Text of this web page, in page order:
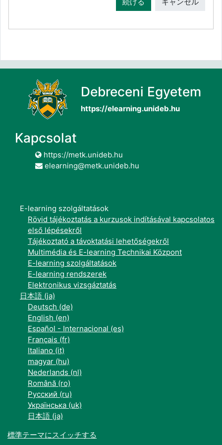
Debreceni Egyetem
https://elearning.unideb.hu
Kapcsolat
https://metk.unideb.hu
elearning@metk.unideb.hu
E-learning szolgáltatások
Rövid tájékoztatás a kurzusok indításával kapcsolatos
első lépésekről
Tájékoztató a távoktatási lehetőségekről
Multimédia és E-learning Technikai Központ
E-learning szolgáltatások
E-learning rendszerek
Elektronikus vizsgáztatás
日本語 ‎(ja)‎
Deutsch ‎(de)‎
English ‎(en)‎
Español - Internacional ‎(es)‎
Français ‎(fr)‎
Italiano ‎(it)‎
magyar ‎(hu)‎
Nederlands ‎(nl)‎
Română ‎(ro)‎
Русский ‎(ru)‎
Українська ‎(uk)‎
日本語 ‎(ja)‎
標準テーマにスイッチする